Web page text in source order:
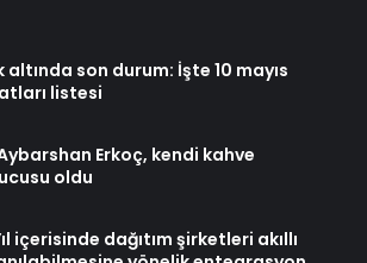
son durum: İşte 10 mayıs
listesi
Erkoç, kendi kahve
oldu
içerisinde dağıtım şirketleri akıllı